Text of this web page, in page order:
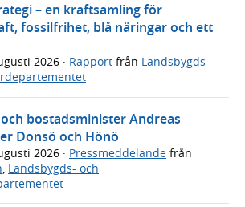
– en kraftsamling för
fossilfrihet, blå näringar och ett
2026 · Rapport från Landsbygds-
bostadsminister Andreas
Donsö och Hönö
2026 · Pressmeddelande från
, Landsbygds- och